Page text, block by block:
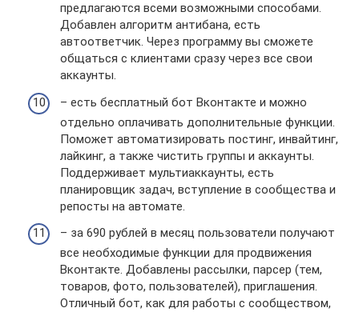
предлагаются всеми возможными способами.
Добавлен алгоритм антибана, есть
автоответчик. Через программу вы сможете
общаться с клиентами сразу через все свои
аккаунты.
– есть бесплатный бот Вконтакте и можно
отдельно оплачивать дополнительные функции.
Поможет автоматизировать постинг, инвайтинг,
лайкинг, а также чистить группы и аккаунты.
Поддерживает мультиаккаунты, есть
планировщик задач, вступление в сообщества и
репосты на автомате.
– за 690 рублей в месяц пользователи получают
все необходимые функции для продвижения
Вконтакте. Добавлены рассылки, парсер (тем,
товаров, фото, пользователей), приглашения.
Отличный бот, как для работы с сообществом,